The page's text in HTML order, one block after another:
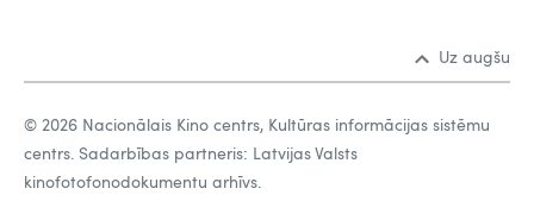
Uz augšu
© 2026 Nacionālais Kino centrs, Kultūras informācijas sistēmu
centrs. Sadarbības partneris: Latvijas Valsts
kinofotofonodokumentu arhīvs.